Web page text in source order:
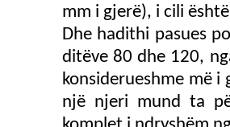
mm i gjerë), i cili
Dhe hadithi pasues
ditëve 80 dhe 120,
konsiderueshme më i
një njeri mund ta